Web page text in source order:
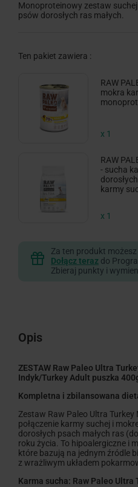
Monoproteinowy zestaw
psów dorosłych ras małych.
Ten pakiet zawiera :
RAW
mokra
x 1
RAW
- sucha
karmy
x 1
Za ten produkt
Dołącz teraz do
Zbieraj punkty i
Opis
ZESTAW Raw Paleo Ultra
Indyk/Turkey Adult puszka
Kompletna i zbilansowana
Zestaw Raw Paleo Ultra
połączenie karmy suchej i
dorosłych psach małych ras
roku życia. To hipoalergiczne i
które bazują na jednym źródle
z wrażliwym układem
Karma sucha: Raw Paleo Ultra